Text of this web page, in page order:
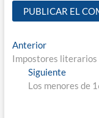
Navegación
de
entradas
AnteriorEntrada
anterior:
Impostores literarios
SiguienteEntrada
Los menores de